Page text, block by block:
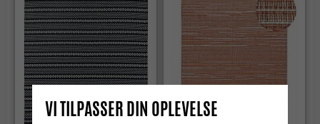
VI TILPASSER DIN OPLEVELSE